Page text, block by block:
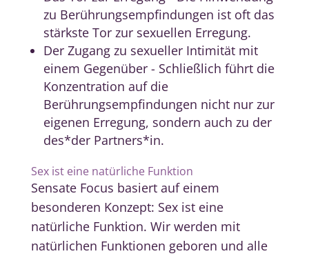
zu Berührungsempfindungen ist oft das
stärkste Tor zur sexuellen Erregung.
Der Zugang zu sexueller Intimität mit
einem Gegenüber - Schließlich führt die
Konzentration auf die
Berührungsempfindungen nicht nur zur
eigenen Erregung, sondern auch zu der
des*der Partners*in.
Sex ist eine natürliche Funktion
Sensate Focus basiert auf einem
besonderen Konzept: Sex ist eine
natürliche Funktion. Wir werden mit
natürlichen Funktionen geboren und alle